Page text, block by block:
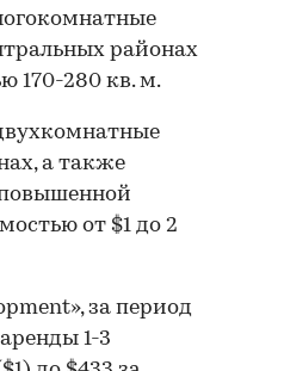
районах
170-280 кв. м.
а также
от $1 до 2
за период
1-3